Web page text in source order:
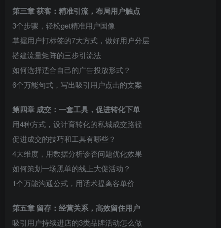
第三章 获客：精准引流，布局用户触点
3个步骤，轻松get精准用户国像
掌握用户打标签的7大方式，做好用户分层
搭建流量矩阵的三步引流法
如何选择适合自己的广告投放形式？
6个万能句式，写出吸引用户点击的文案
第四章 成交：一套工具，促进转化下单
用4种方式，设计育转化的私城成交路径
促进成交的技巧和工具有哪些？
4大维度，用数据分析诊否问题优化效果
如何策划一场黑单的线上大促活动？
1个万能沟通公式，用话术提离客单价
第五章 留存：经营关系，高效留住用户
吸引用户持续进店的3类品牌活动怎么做